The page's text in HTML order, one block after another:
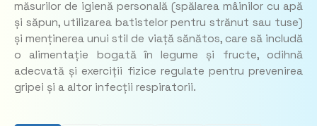
măsurilor de igienă personală (spălarea mâinilor cu apă
și săpun, utilizarea batistelor pentru strănut sau tuse)
și menținerea unui stil de viață sănătos, care să includă
o alimentație bogată în legume și fructe, odihnă
adecvată și exerciții fizice regulate pentru prevenirea
gripei și a altor infecții respiratorii.